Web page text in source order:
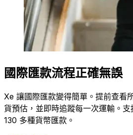
國際匯款流程正確無誤
Xe 讓國際匯款變得簡單。提前查看
貨預估，並即時追蹤每一次運輸。
130 多種貨幣匯款。